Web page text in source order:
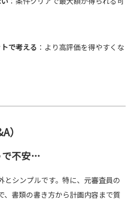
で考える ：より高評価を得やすくな
）
で不安…
とシンプルです。特に、元審査員の
、書類の書き方から計画内容まで質